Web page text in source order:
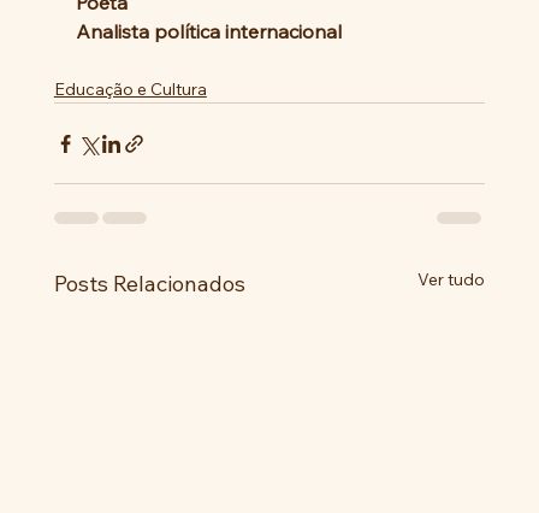
Analista política internacional
Educação e Cultura
Posts Relacionados Ver tudo